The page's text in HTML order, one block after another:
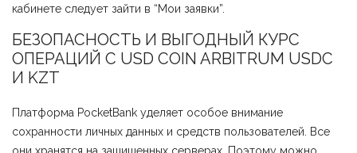
кабинете следует зайти в “Мои заявки”.
БЕЗОПАСНОСТЬ И ВЫГОДНЫЙ КУРС
ОПЕРАЦИЙ С USD COIN ARBITRUM USDC
И KZT
Платформа PocketBank уделяет особое внимание
сохранности личных данных и средств пользователей. Все
они хранятся на защищенных серверах. Поэтому можно